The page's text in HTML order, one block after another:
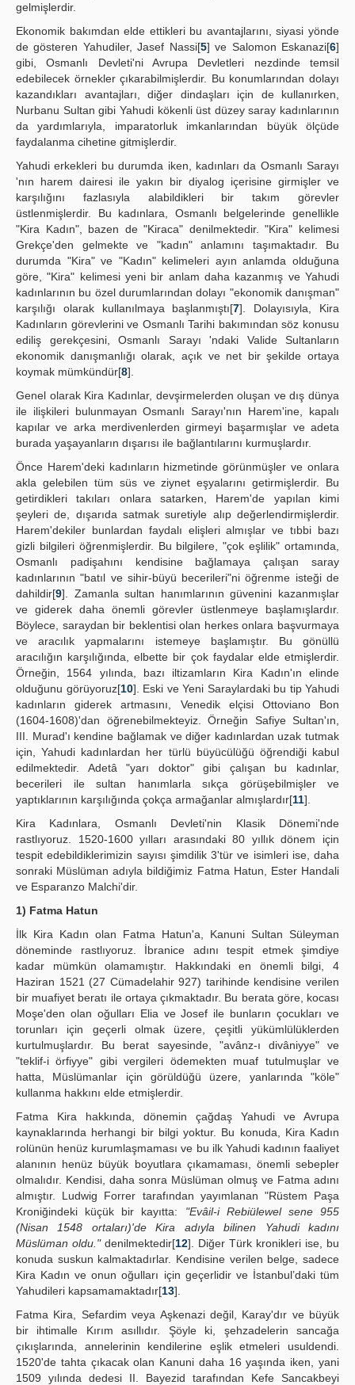
gelmişlerdir.
Ekonomik bakımdan elde ettikleri bu avantajlarını, siyasi yönde
de gösteren Yahudiler, Jasef Nassi[5] ve Salomon Eskanazi[6]
gibi, Osmanlı Devleti'ni Avrupa Devletleri nezdinde temsil
edebilecek örnekler çıkarabilmişlerdir. Bu konumlarından dolayı
kazandıkları avantajları, diğer dindaşları için de kullanırken,
Nurbanu Sultan gibi Yahudi kökenli üst düzey saray kadınlarının
da yardımlarıyla, imparatorluk imkanlarından büyük ölçüde
faydalanma cihetine gitmişlerdir.
Yahudi erkekleri bu durumda iken, kadınları da Osmanlı Sarayı
'nın harem dairesi ile yakın bir diyalog içerisine girmişler ve
karşılığını fazlasıyla alabildikleri bir takım görevler
üstlenmişlerdir. Bu kadınlara, Osmanlı belgelerinde genellikle
"Kira Kadın", bazen de "Kiraca" denilmektedir. "Kira" kelimesi
Grekçe'den gelmekte ve "kadın" anlamını taşımaktadır. Bu
durumda "Kira" ve "Kadın" kelimeleri ayın anlamda olduğuna
göre, "Kira" kelimesi yeni bir anlam daha kazanmış ve Yahudi
kadınlarının bu özel durumlarından dolayı "ekonomik danışman"
karşılığı olarak kullanılmaya başlanmıştı[7]. Dolayısıyla, Kira
Kadınların görevlerini ve Osmanlı Tarihi bakımından söz konusu
ediliş gerekçesini, Osmanlı Sarayı 'ndaki Valide Sultanların
ekonomik danışmanlığı olarak, açık ve net bir şekilde ortaya
koymak mümkündür[8].
Genel olarak Kira Kadınlar, devşirmelerden oluşan ve dış dünya
ile ilişkileri bulunmayan Osmanlı Sarayı'nın Harem'ine, kapalı
kapılar ve arka merdivenlerden girmeyi başarmışlar ve adeta
burada yaşayanların dışarısı ile bağlantılarını kurmuşlardır.
Önce Harem'deki kadınların hizmetinde görünmüşler ve onlara
akla gelebilen tüm süs ve ziynet eşyalarını getirmişlerdir. Bu
getirdikleri takıları onlara satarken, Harem'de yapılan kimi
şeyleri de, dışarıda satmak suretiyle alıp değerlendirmişlerdir.
Harem'dekiler bunlardan faydalı elişleri almışlar ve tıbbi bazı
gizli bilgileri öğrenmişlerdir. Bu bilgilere, "çok eşlilik" ortamında,
Osmanlı padişahını kendisine bağlamaya çalışan saray
kadınlarının "batıl ve sihir-büyü becerileri"ni öğrenme isteği de
dahildir[9]. Zamanla sultan hanımlarının güvenini kazanmışlar
ve giderek daha önemli görevler üstlenmeye başlamışlardır.
Böylece, saraydan bir beklentisi olan herkes onlara başvurmaya
ve aracılık yapmalarını istemeye başlamıştır. Bu gönüllü
aracılığın karşılığında, elbette bir çok faydalar elde etmişlerdir.
Örneğin, 1564 yılında, bazı iltizamların Kira Kadın'ın elinde
olduğunu görüyoruz[10]. Eski ve Yeni Saraylardaki bu tip Yahudi
kadınların giderek artmasını, Venedik elçisi Ottoviano Bon
(1604-1608)'dan öğrenebilmekteyiz. Örneğin Safiye Sultan'ın,
III. Murad'ı kendine bağlamak ve diğer kadınlardan uzak tutmak
için, Yahudi kadınlardan her türlü büyücülüğü öğrendiği kabul
edilmektedir. Adetâ "yarı doktor" gibi çalışan bu kadınlar,
becerileri ile sultan hanımlarla sıkça görüşebilmişler ve
yaptıklarının karşılığında çokça armağanlar almışlardır[11].
Kira Kadınlara, Osmanlı Devleti'nin Klasik Dönemi'nde
rastlıyoruz. 1520-1600 yılları arasındaki 80 yıllık dönem için
tespit edebildiklerimizin sayısı şimdilik 3'tür ve isimleri ise, daha
sonraki Müslüman adıyla bildiğimiz Fatma Hatun, Ester Handali
ve Esparanzo Malchi'dir.
1) Fatma Hatun
İlk Kira Kadın olan Fatma Hatun'a, Kanuni Sultan Süleyman
döneminde rastlıyoruz. İbranice adını tespit etmek şimdiye
kadar mümkün olamamıştır. Hakkındaki en önemli bilgi, 4
Haziran 1521 (27 Cümadelahir 927) tarihinde kendisine verilen
bir muafiyet beratı ile ortaya çıkmaktadır. Bu berata göre, kocası
Moşe'den olan oğulları Elia ve Josef ile bunların çocukları ve
torunları için geçerli olmak üzere, çeşitli yükümlülüklerden
kurtulmuşlardır. Bu berat sayesinde, "avânz-ı divâniyye" ve
"teklif-i örfiyye" gibi vergileri ödemekten muaf tutulmuşlar ve
hatta, Müslümanlar için görüldüğü üzere, yanlarında "köle"
kullanma hakkını elde etmişlerdir.
Fatma Kira hakkında, dönemin çağdaş Yahudi ve Avrupa
kaynaklarında herhangi bir bilgi yoktur. Bu konuda, Kira Kadın
rolünün henüz kurumlaşmaması ve bu ilk Yahudi kadının faaliyet
alanının henüz büyük boyutlara çıkamaması, önemli sebepler
olmalıdır. Kendisi, daha sonra Müslüman olmuş ve Fatma adını
almıştır. Ludwig Forrer tarafından yayımlanan "Rüstem Paşa
Kroniğindeki küçük bir kayıtta: "Evâil-i Rebiülewel sene 955
(Nisan 1548 ortaları)'de Kira adıyla bilinen Yahudi kadını
Müslüman oldu."denilmektedir[12]. Diğer Türk kronikleri ise, bu
konuda suskun kalmaktadırlar. Kendisine verilen belge, sadece
Kira Kadın ve onun oğulları için geçerlidir ve İstanbul’daki tüm
Yahudileri kapsamamaktadır[13].
Fatma Kira, Sefardim veya Aşkenazi değil, Karay'dır ve büyük
bir ihtimalle Kırım asıllıdır. Şöyle ki, şehzadelerin sancağa
çıkışlarında, annelerinin kendilerine eşlik etmeleri usuldendi.
1520'de tahta çıkacak olan Kanuni daha 16 yaşında iken, yani
1509 yılında dedesi II. Bayezid tarafından Kefe Sancakbeyi